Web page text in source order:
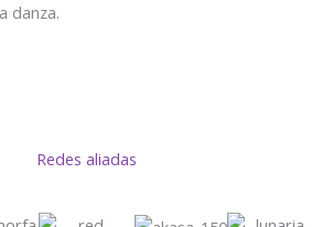
danza.
Redes aliadas